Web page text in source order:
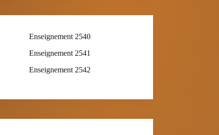
Enseignement 2540
Enseignement 2541
Enseignement 2542